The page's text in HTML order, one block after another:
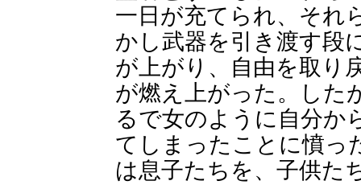
一日が充てられ、それ
かし武器を引き渡す段
が上がり、自由を取り
が燃え上がった。した
るで女のように自分か
てしまったことに憤っ
は息子たちを、子供た